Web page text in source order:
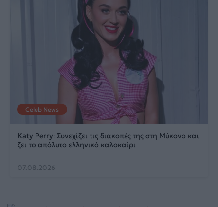
Celeb News
Katy Perry: Συνεχίζει τις διακοπές της στη Μύκονο και
ζει το απόλυτο ελληνικό καλοκαίρι
07.08.2026